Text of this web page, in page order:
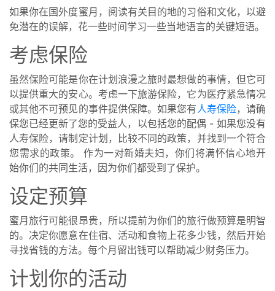
如果你在国外度蜜月，阅读有关目的地的习俗和文化，以避
免潜在的误解，花一些时间学习一些当地语言的关键短语。
考虑保险
虽然保险可能是你在计划浪漫之旅时最想做的事情，但它可
以提供重大的安心。考虑一下旅游保险，它为医疗紧急情况
或其他不可预见的事件提供保障。如果您有 人寿保险，请确
保您已经更新了您的受益人，以包括您的配偶 - 如果您没有
人寿保险，请制定计划，比较不同的政策，并找到一个符合
您需求的政策。 作为一对新婚夫妇，你们将满怀信心地开
始你们的共同生活，因为你们都受到了保护。
设定预算
蜜月旅行可能很昂贵，所以提前为你们的旅行做预算是明智
的。决定你愿意在住宿、活动和食物上花多少钱，然后开始
寻找省钱的方法。每个月留出钱可以帮助减少财务压力。
计划你的活动